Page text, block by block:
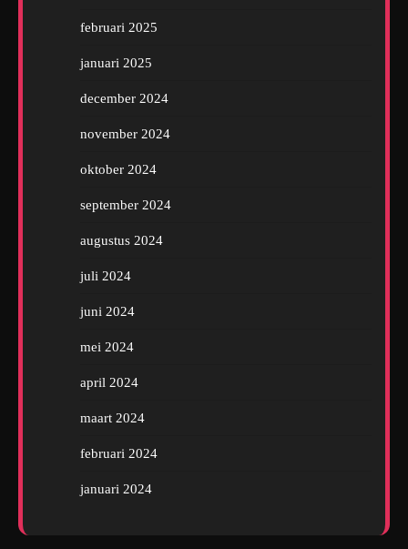
februari 2025
januari 2025
december 2024
november 2024
oktober 2024
september 2024
augustus 2024
juli 2024
juni 2024
mei 2024
april 2024
maart 2024
februari 2024
januari 2024